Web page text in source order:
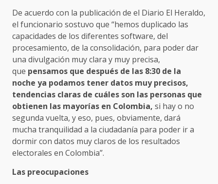
De acuerdo con la publicación de el Diario El Heraldo,
el funcionario sostuvo que “hemos duplicado las
capacidades de los diferentes software, del
procesamiento, de la consolidación, para poder dar
una divulgación muy clara y muy precisa,
que pensamos que después de las 8:30 de la
noche ya podamos tener datos muy precisos,
tendencias claras de cuáles son las personas que
obtienen las mayorías en Colombia, si hay o no
segunda vuelta, y eso, pues, obviamente, dará
mucha tranquilidad a la ciudadanía para poder ir a
dormir con datos muy claros de los resultados
electorales en Colombia”.
Las preocupaciones